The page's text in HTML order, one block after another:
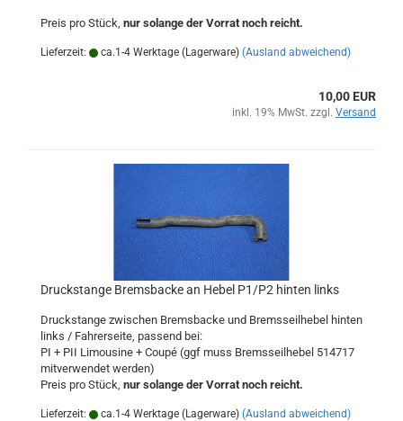
Preis pro Stück, nur solange der Vorrat noch reicht.
Lieferzeit: ca.1-4 Werktage (Lagerware) (Ausland abweichend)
10,00 EUR
inkl. 19% MwSt. zzgl. Versand
Druckstange Bremsbacke an Hebel P1/P2 hinten links
Druckstange zwischen Bremsbacke und Bremsseilhebel hinten
links / Fahrerseite, passend bei:
PI + PII Limousine + Coupé (ggf muss Bremsseilhebel 514717
mitverwendet werden)
Preis pro Stück, nur solange der Vorrat noch reicht.
Lieferzeit: ca.1-4 Werktage (Lagerware) (Ausland abweichend)